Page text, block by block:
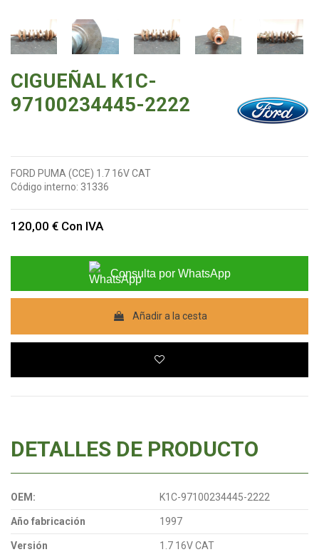
CIGUEÑAL K1C-
97100234445-2222
FORD PUMA (CCE) 1.7 16V CAT
Código interno: 31336
120,00 € Con IVA
Consulta por WhatsApp
Añadir a la cesta
DETALLES DE PRODUCTO
OEM: K1C-97100234445-2222
Año fabricación 1997
Versión 1.7 16V CAT